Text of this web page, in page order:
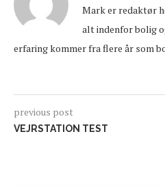
Mark er redaktør
alt indenfor bolig
erfaring kommer fra flere år som
previous post
VEJRSTATION TEST